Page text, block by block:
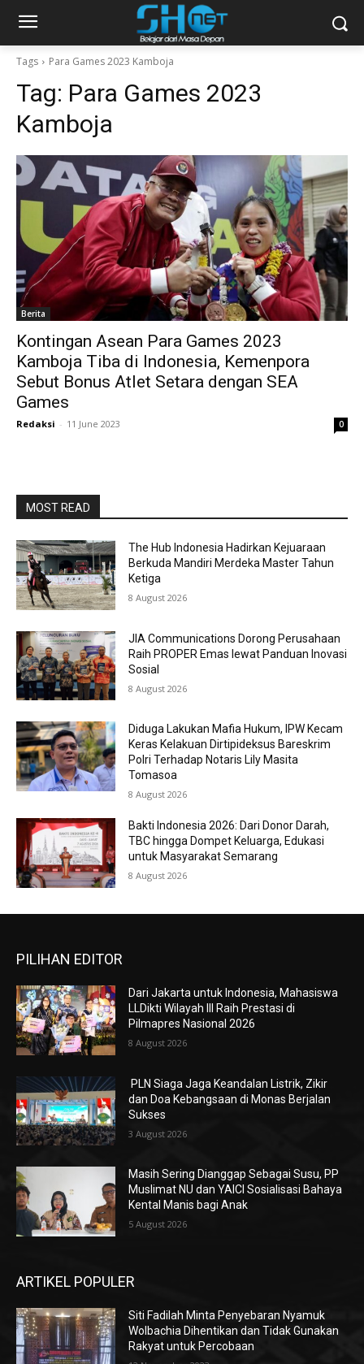
Tags Para Games 2023 Kamboja
Tag: Para Games 2023
Kamboja
Berita
Kontingan Asean Para Games 2023
Kamboja Tiba di Indonesia, Kemenpora
Sebut Bonus Atlet Setara dengan SEA
Games
Redaksi - 11 June 2023 0
MOST READ
The Hub Indonesia Hadirkan Kejuaraan
Berkuda Mandiri Merdeka Master Tahun
Ketiga
8 August 2026
JIA Communications Dorong Perusahaan
Raih PROPER Emas lewat Panduan Inovasi
Sosial
8 August 2026
Diduga Lakukan Mafia Hukum, IPW Kecam
Keras Kelakuan Dirtipideksus Bareskrim
Polri Terhadap Notaris Lily Masita
Tomasoa
8 August 2026
Bakti Indonesia 2026: Dari Donor Darah,
TBC hingga Dompet Keluarga, Edukasi
untuk Masyarakat Semarang
8 August 2026
PILIHAN EDITOR
Dari Jakarta untuk Indonesia, Mahasiswa
LLDikti Wilayah III Raih Prestasi di
Pilmapres Nasional 2026
8 August 2026
PLN Siaga Jaga Keandalan Listrik, Zikir
dan Doa Kebangsaan di Monas Berjalan
Sukses
3 August 2026
Masih Sering Dianggap Sebagai Susu, PP
Muslimat NU dan YAICI Sosialisasi Bahaya
Kental Manis bagi Anak
5 August 2026
ARTIKEL POPULER
Siti Fadilah Minta Penyebaran Nyamuk
Wolbachia Dihentikan dan Tidak Gunakan
Rakyat untuk Percobaan